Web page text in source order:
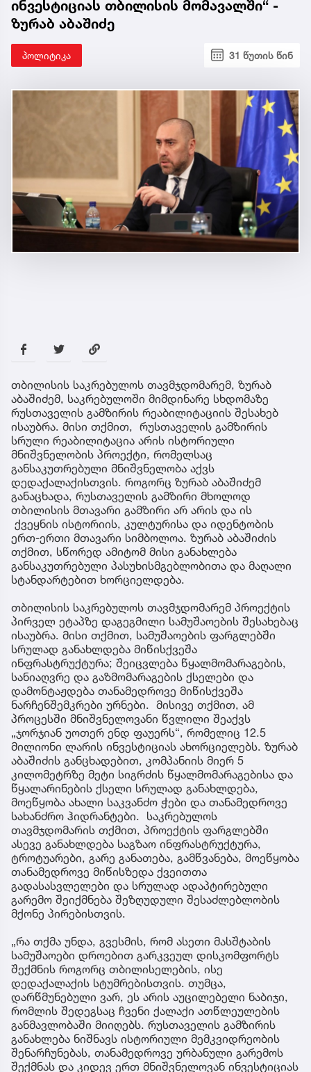
ინვესტიციას თბილისის მომავალში“ -
ზურაბ აბაშიძე
პოლიტიკა 31 წუთის წინ
თბილისის საკრებულოს თავმჯდომარემ, ზურაბ
აბაშიძემ, საკრებულოში მიმდინარე სხდომაზე
რუსთაველის გამზირის რეაბილიტაციის შესახებ
ისაუბრა. მისი თქმით, რუსთაველის გამზირის
სრული რეაბილიტაცია არის ისტორიული
მნიშვნელობის პროექტი, რომელსაც
განსაკუთრებული მნიშვნელობა აქვს
დედაქალაქისთვის. როგორც ზურაბ აბაშიძემ
განაცხადა, რუსთაველის გამზირი მხოლოდ
თბილისის მთავარი გამზირი არ არის და ის
ქვეყნის ისტორიის, კულტურისა და იდენტობის
ერთ-ერთი მთავარი სიმბოლოა. ზურაბ აბაშიძის
თქმით, სწორედ ამიტომ მისი განახლება
განსაკუთრებული პასუხისმგებლობითა და მაღალი
სტანდარტებით ხორციელდება.
თბილისის საკრებულოს თავმჯდომარემ პროექტის
პირველ ეტაპზე დაგეგმილი სამუშაოების შესახებაც
ისაუბრა. მისი თქმით, სამუშაოების ფარგლებში
სრულად განახლდება მიწისქვეშა
ინფრასტრუქტურა; შეიცვლება წყალმომარაგების,
სანიაღვრე და გაზმომარაგების ქსელები და
დამონტაჟდება თანამედროვე მიწისქვეშა
ნარჩენშემკრები ურნები. მისივე თქმით, ამ
პროცესში მნიშვნელოვანი წვლილი შეაქვს
„ჯორჯიან უოთერ ენდ ფაუერს“, რომელიც 12.5
მილიონი ლარის ინვესტიციას ახორციელებს. ზურაბ
აბაშიძის განცხადებით, კომპანიის მიერ 5
კილომეტრზე მეტი სიგრძის წყალმომარაგებისა და
წყალარინების ქსელი სრულად განახლდება,
მოეწყობა ახალი საკვანძო ჭები და თანამედროვე
სახანძრო ჰიდრანტები. საკრებულოს
თავმჯდომარის თქმით, პროექტის ფარგლებში
ასევე განახლდება საგზაო ინფრასტრუქტურა,
ტროტუარები, გარე განათება, გამწვანება, მოეწყობა
თანამედროვე მიწისზედა ქვეითთა
გადასასვლელები და სრულად ადაპტირებული
გარემო შეიქმნება შეზღუდული შესაძლებლობის
მქონე პირებისთვის.
„რა თქმა უნდა, გვესმის, რომ ასეთი მასშტაბის
სამუშაოები დროებით გარკვეულ დისკომფორტს
შექმნის როგორც თბილისელების, ისე
დედაქალაქის სტუმრებისთვის. თუმცა,
დარწმუნებული ვარ, ეს არის აუცილებელი ნაბიჯი,
რომლის შედეგსაც ჩვენი ქალაქი ათწლეულების
განმავლობაში მიიღებს. რუსთაველის გამზირის
განახლება ნიშნავს ისტორიული მემკვიდრეობის
შენარჩუნებას, თანამედროვე ურბანული გარემოს
შექმნას და კიდევ ერთ მნიშვნელოვან ინვესტიციას